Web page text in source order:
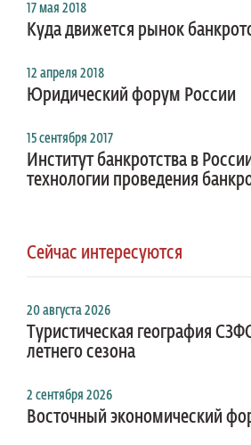
17 мая 2018
Куда движется рынок
12 апреля 2018
Юридический форум России
15 сентября 2017
Институт банкротства в
технологии проведения
Сейчас интересуются
20 августа 2026
Туристическая география
летнего сезона
2 сентября 2026
Восточный экономический